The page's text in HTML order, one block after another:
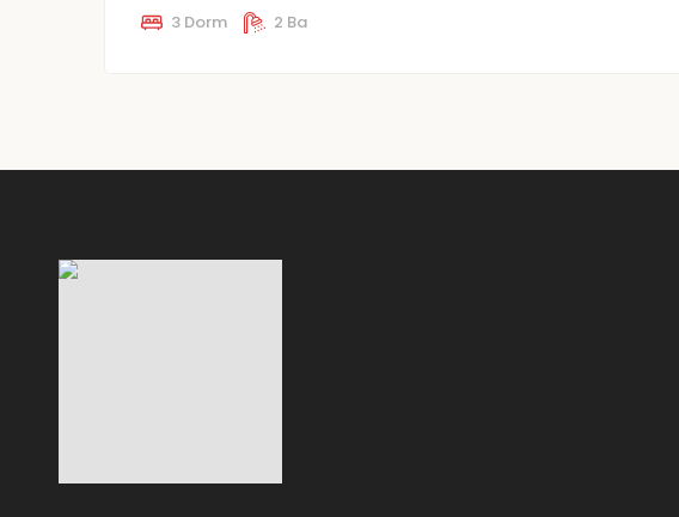
3 Dorm 2 Ba